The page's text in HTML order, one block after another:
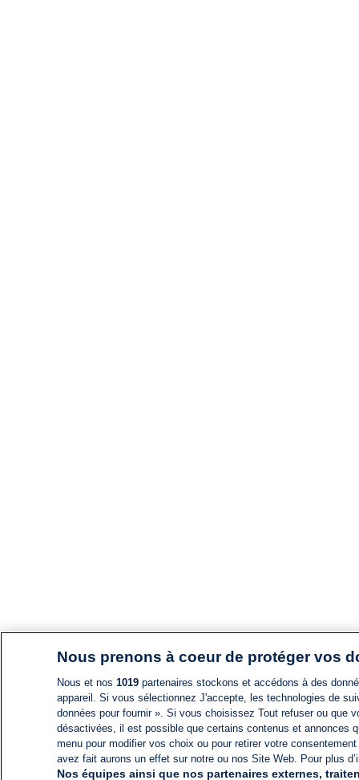
Nous prenons à coeur de protéger vos
Nous et nos 1019partenaires stockons et accédons à des
appareil. Si vous sélectionnez J'accepte, les technologies de
données pour fournir ». Si vous choisissez Tout refuser ou
désactivées, il est possible que certains contenus et annonces
menu pour modifier vos choix ou pour retirer votre
avez fait aurons un effet sur notre ou nos Site Web. Pour plus
Nos équipes ainsi que nos partenaires externes,